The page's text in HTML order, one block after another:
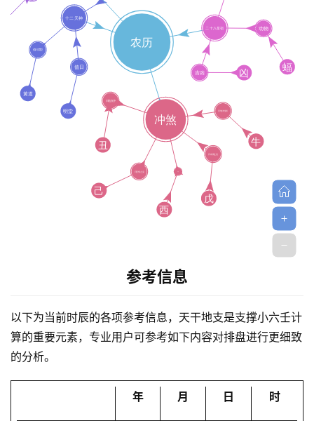
历
参考信息
以下为当前时辰的各项参考信息，天干地支是支撑小六壬计
算的重要元素，专业用户可参考如下内容对排盘进行更细致
的分析。
年 月 日 时